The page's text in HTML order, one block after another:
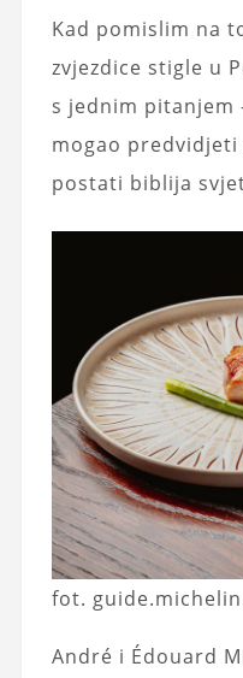
Kad pomislim na
zvjezdice stigle u
s jednim pitanjem
mogao predvidjeti
postati biblija
fot.
André i Édouard